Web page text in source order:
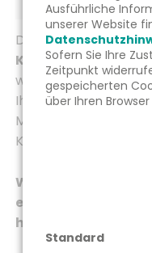
Dank des „Rundum-
wir alles
Ihrem Team um Ihre
Mandanten
Kerngeschäft
Wir garantieren
eine lange
hohem Fachwissen
Ausführliche
unserer Website
Sofern Sie Ihre
Zeitpunkt
gespeicherten
über Ihren
Standard